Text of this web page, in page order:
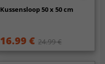
Kussensloop 50 x 50 cm
16.99 € 24.99 €